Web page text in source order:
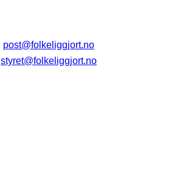
post@folkeliggjort.no
styret@folkeliggjort.no